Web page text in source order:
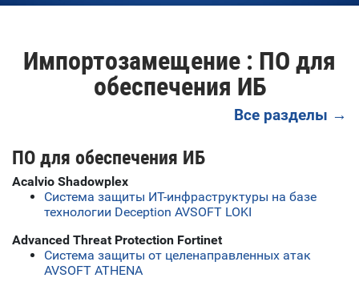
Импортозамещение : ПО для
обеспечения ИБ
Все разделы →
ПО для обеспечения ИБ
Acalvio Shadowplex
Система защиты ИТ-инфраструктуры на базе
технологии Deception AVSOFT LOKI
Advanced Threat Protection Fortinet
Система защиты от целенаправленных атак
AVSOFT ATHENA